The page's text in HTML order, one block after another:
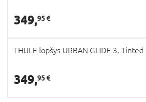
349,95 €
THULE lopšys URBAN GLIDE 3, Tinted
349,95 €